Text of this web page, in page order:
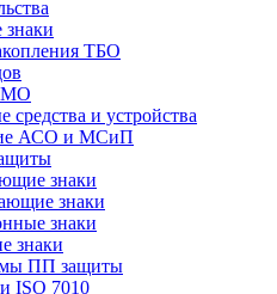
ТБО
средства и устройства
АСО и МСиП
знаки
знаки
знаки
знаки
ПП защиты
ISO 7010